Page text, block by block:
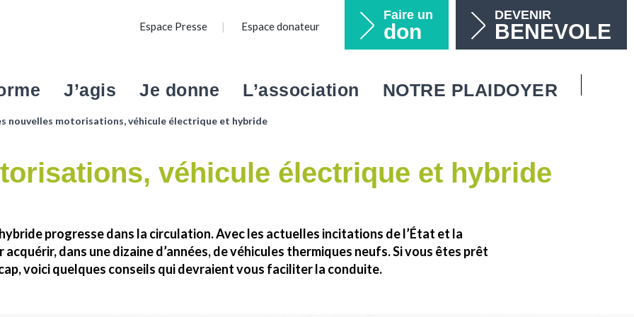
Faire un
don
DEVENIR
BENEVOLE
Espace Presse Espace donateur
J’agis
S’engager avec nous
En service civique au cœur de notre
association
A l’école
Au collège
Les Clés de l’éducation routière
Le palmarès des Clés
étudiante
Organiser une soirée étudiante
Je donne
Legs, donation, assurance-vie
L’association
Notre projet associatif
Charte européenne de la sécurité
Nos partenaires
NOTRE PLAIDOYER
nouvelles motorisations, véhicule électrique et hybride
véhicule électrique et hybride
progresse dans la circulation. Avec les actuelles incitations de l’État et la
dans une dizaine d’années, de véhicules thermiques neufs. Si vous êtes prêt
voici quelques conseils qui devraient vous faciliter la conduite.